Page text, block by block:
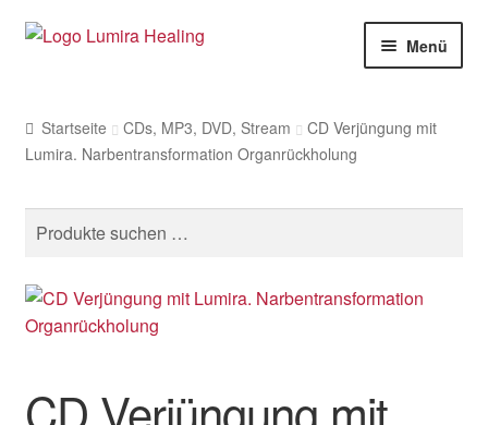
Zur
Zum
Menü
Live Seminare
Therapeuten
SHOP
Weitere Infos
Startseite CDs, MP3, DVD, Stream
CD Verjüngung mit
Lumira. Narbentransformation Organrückholung
Suche
nach: